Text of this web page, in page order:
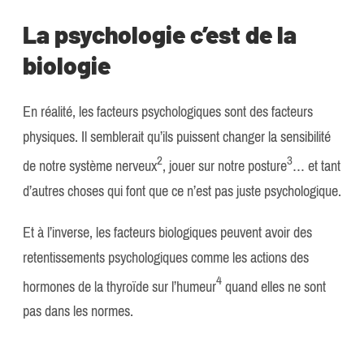
La psychologie c’est de la
biologie
En réalité, les facteurs psychologiques sont des facteurs
physiques. Il semblerait qu’ils puissent changer la sensibilité
de notre système nerveux​2​, jouer sur notre posture​3​… et tant
d’autres choses qui font que ce n’est pas juste psychologique.
Et à l’inverse, les facteurs biologiques peuvent avoir des
retentissements psychologiques comme les actions des
hormones de la thyroïde sur l’humeur​4​quand elles ne sont
pas dans les normes.